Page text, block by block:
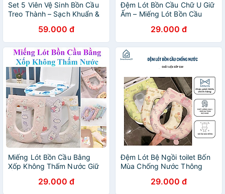
Set 5 Viên Vệ Sinh Bồn Cầu
Treo Thành – Sạch Khuẩn &
59.000 đ
Đệm Lót Bồn Cầu Chữ U Giữ
Ấm – Miếng Lót Bồn Cầu
Liệu Xốp Êm Ái Chống Nước,
Kháng Khuẩn - HÀNG
CHÍNH HÃNG MINIIN
29.000 đ
Miếng Lót Bồn Cầu Bằng
Xốp Không Thấm Nước Giữ
29.000 đ
Đệm Lót Bệ Ngồi toilet Bốn
Mùa Chống Nước Thông
( Mẫu Ngẫu Nhiên ) - HÀNG
29.000 đ